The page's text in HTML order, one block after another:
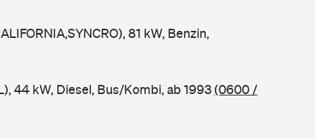
81 kW, Benzin,
44 kW, Diesel, Bus/Kombi, ab 1993(0600 /